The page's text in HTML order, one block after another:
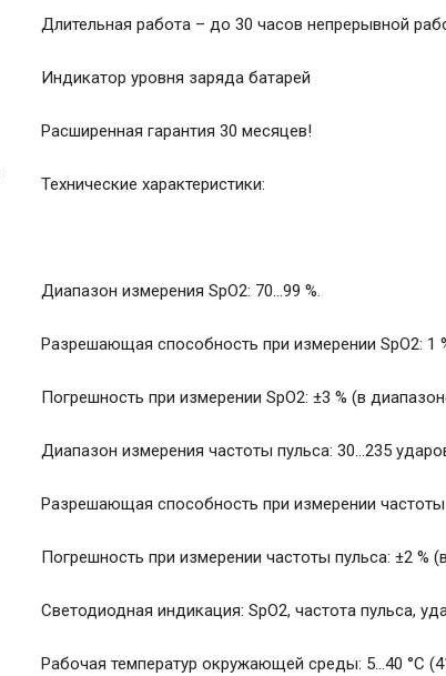
Длительная работа – до 30 часов непрерывной
Индикатор уровня заряда батарей
Расширенная гарантия 30 месяцев!
Технические характеристики:
Диапазон измерения SpO2: 70...99 %.
Разрешающая способность при измерении SpO2: 1
Погрешность при измерении SpO2: ±3 % (в
Диапазон измерения частоты пульса: 30...235
Разрешающая способность при измерении частоты
Погрешность при измерении частоты пульса: ±2 %
Светодиодная индикация: SpO2, частота пульса,
Рабочая температур окружающей среды: 5...40 °C